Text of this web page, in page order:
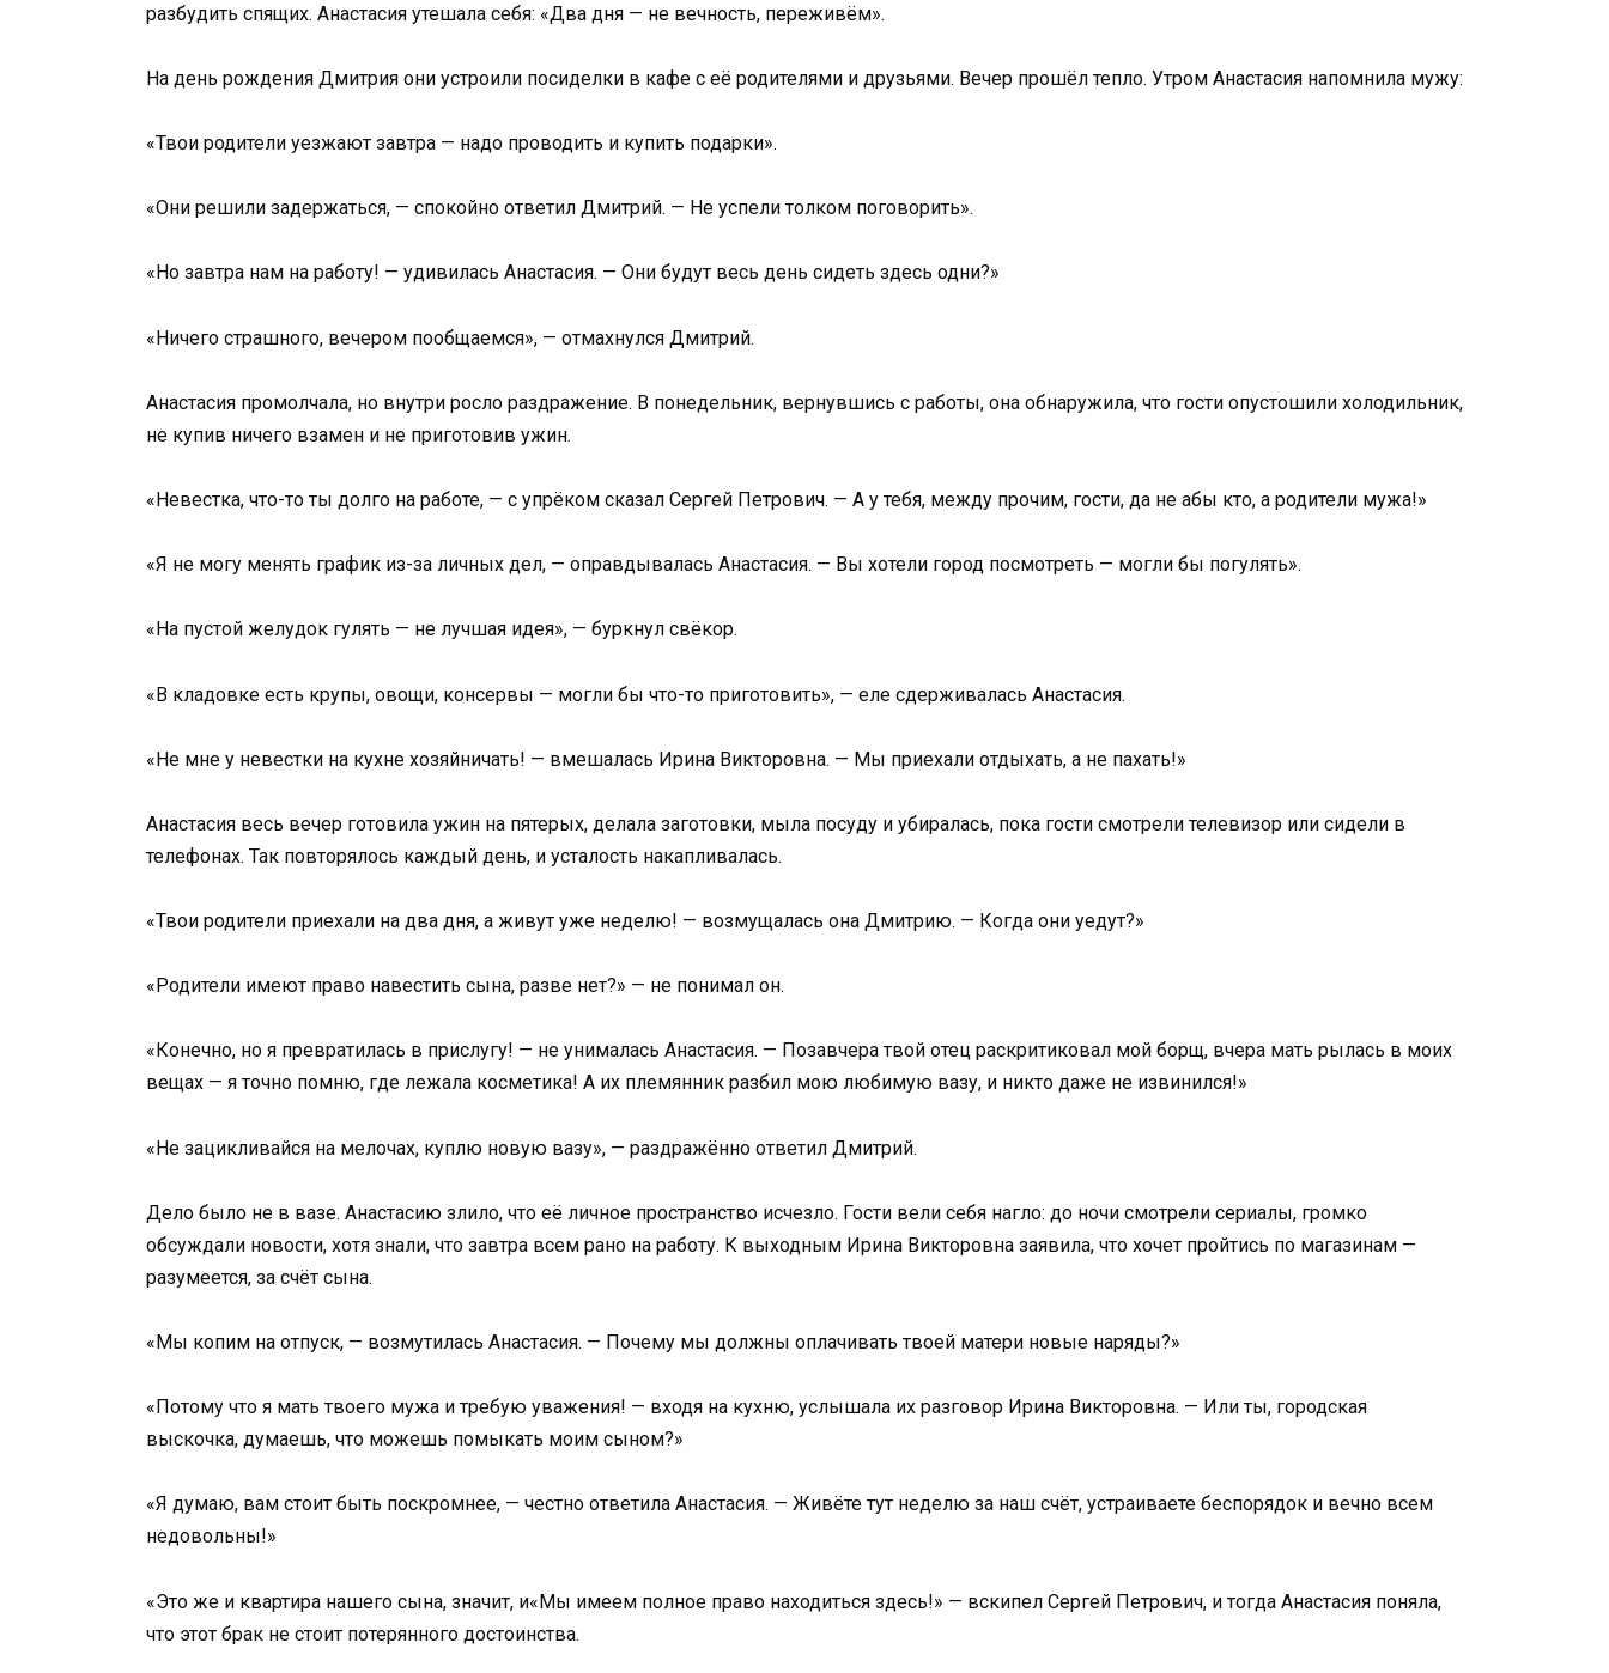
разбудить спящих. Анастасия утешала себя: «Два дня — не вечность, переживём».
На день рождения Дмитрия они устроили посиделки в кафе с её родителями и друзьями. Вечер прошёл тепло. Утром Анастасия напомнила мужу:
«Твои родители уезжают завтра — надо проводить и купить подарки».
«Они решили задержаться, — спокойно ответил Дмитрий. — Не успели толком поговорить».
«Но завтра нам на работу! — удивилась Анастасия. — Они будут весь день сидеть здесь одни?»
«Ничего страшного, вечером пообщаемся», — отмахнулся Дмитрий.
Анастасия промолчала, но внутри росло раздражение. В понедельник, вернувшись с работы, она обнаружила, что гости опустошили холодильник,
не купив ничего взамен и не приготовив ужин.
«Невестка, что-то ты долго на работе, — с упрёком сказал Сергей Петрович. — А у тебя, между прочим, гости, да не абы кто, а родители мужа!»
«Я не могу менять график из-за личных дел, — оправдывалась Анастасия. — Вы хотели город посмотреть — могли бы погулять».
«На пустой желудок гулять — не лучшая идея», — буркнул свёкор.
«В кладовке есть крупы, овощи, консервы — могли бы что-то приготовить», — еле сдерживалась Анастасия.
«Не мне у невестки на кухне хозяйничать! — вмешалась Ирина Викторовна. — Мы приехали отдыхать, а не пахать!»
Анастасия весь вечер готовила ужин на пятерых, делала заготовки, мыла посуду и убиралась, пока гости смотрели телевизор или сидели в
телефонах. Так повторялось каждый день, и усталость накапливалась.
«Твои родители приехали на два дня, а живут уже неделю! — возмущалась она Дмитрию. — Когда они уедут?»
«Родители имеют право навестить сына, разве нет?» — не понимал он.
«Конечно, но я превратилась в прислугу! — не унималась Анастасия. — Позавчера твой отец раскритиковал мой борщ, вчера мать рылась в моих
вещах — я точно помню, где лежала косметика! А их племянник разбил мою любимую вазу, и никто даже не извинился!»
«Не зацикливайся на мелочах, куплю новую вазу», — раздражённо ответил Дмитрий.
Дело было не в вазе. Анастасию злило, что её личное пространство исчезло. Гости вели себя нагло: до ночи смотрели сериалы, громко
обсуждали новости, хотя знали, что завтра всем рано на работу. К выходным Ирина Викторовна заявила, что хочет пройтись по магазинам —
разумеется, за счёт сына.
«Мы копим на отпуск, — возмутилась Анастасия. — Почему мы должны оплачивать твоей матери новые наряды?»
«Потому что я мать твоего мужа и требую уважения! — входя на кухню, услышала их разговор Ирина Викторовна. — Или ты, городская
выскочка, думаешь, что можешь помыкать моим сыном?»
«Я думаю, вам стоит быть поскромнее, — честно ответила Анастасия. — Живёте тут неделю за наш счёт, устраиваете беспорядок и вечно всем
недовольны!»
«Это же и квартира нашего сына, значит, и«Мы имеем полное право находиться здесь!» — вскипел Сергей Петрович, и тогда Анастасия поняла,
что этот брак не стоит потерянного достоинства.